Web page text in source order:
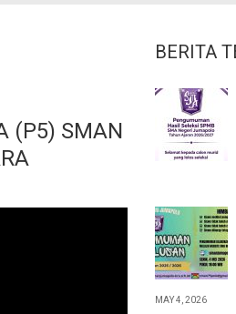
(P5) SMAN
BERITA
MAY 4, 2026